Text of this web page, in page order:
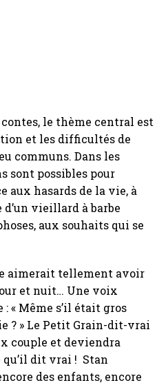
le thème central est
et les difficultés de
communs. Dans les
sont possibles pour
aux hasards de la vie, à
vieillard à barbe
aux souhaits qui se
aimerait tellement avoir
et nuit… Une voix
« Même s’il était gros
? » Le Petit Grain-dit-vrai
couple et deviendra
qu’il dit vrai ! Stan
des enfants, encore